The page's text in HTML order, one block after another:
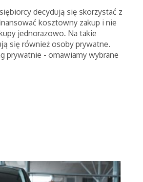
decydują się skorzystać z
kosztowny zakup i nie
jednorazowo. Na takie
się również osoby prywatne.
prywatnie - omawiamy wybrane